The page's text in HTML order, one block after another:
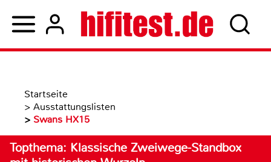
Startseite
> Ausstattungslisten
> Swans HX15
Topthema: Klassische Zweiwege-Standbox